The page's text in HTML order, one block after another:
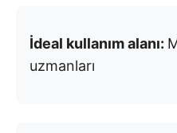
İdeal kullanım alanı:
uzmanları